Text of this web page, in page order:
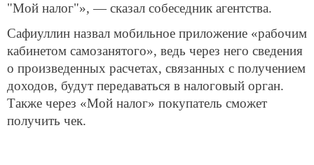
"Мой налог"», — сказал собеседник агентства.
Сафиуллин назвал мобильное приложение «рабочим
кабинетом самозанятого», ведь через него сведения
о произведенных расчетах, связанных с получением
доходов, будут передаваться в налоговый орган.
Также через «Мой налог» покупатель сможет
получить чек.